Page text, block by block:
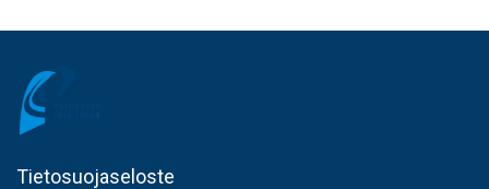
Tietosuojaseloste